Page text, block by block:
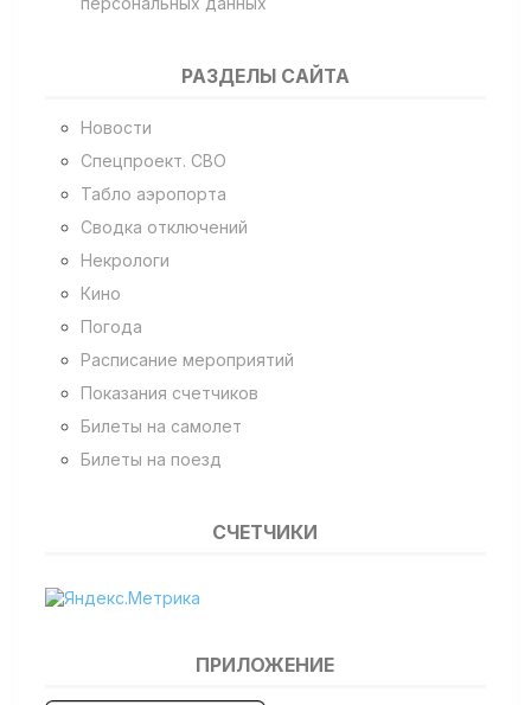
РАЗДЕЛЫ САЙТА
Новости
Спецпроект. СВО
Табло аэропорта
Сводка отключений
Некрологи
Кино
Погода
Расписание мероприятий
Показания счетчиков
Билеты на самолет
Билеты на поезд
СЧЕТЧИКИ
ПРИЛОЖЕНИЕ